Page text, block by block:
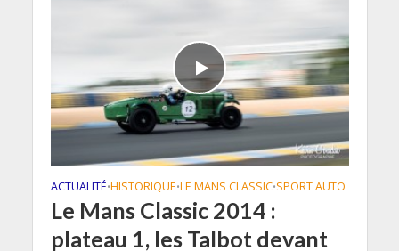
ACTUALITÉ•HISTORIQUE•LE MANS CLASSIC•SPORT AUTO
Le Mans Classic 2014 :
plateau 1, les Talbot devant